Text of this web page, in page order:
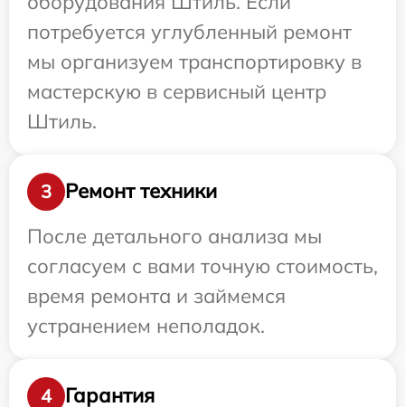
потребуется углубленный ремонт
мы организуем транспортировку в
мастерскую в сервисный центр
Штиль.
3
Ремонт техники
После детального анализа мы
согласуем с вами точную стоимость,
время ремонта и займемся
устранением неполадок.
4
Гарантия